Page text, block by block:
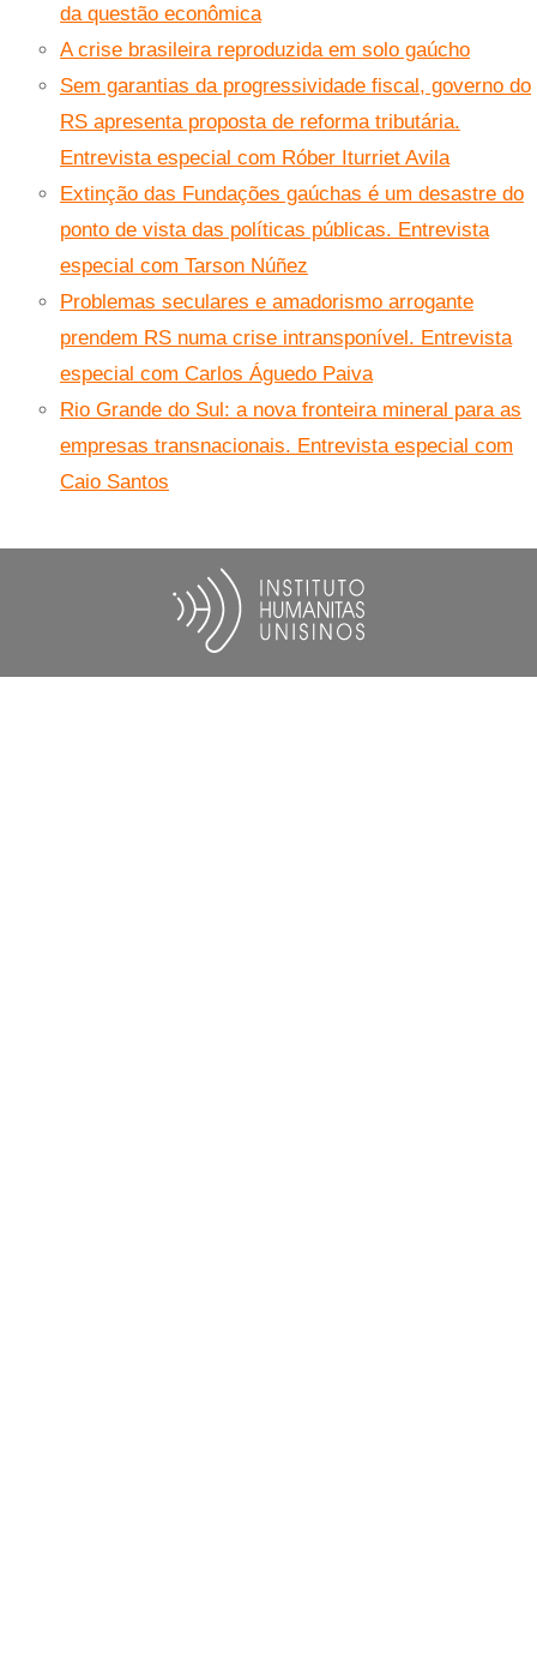
da questão econômica
A crise brasileira reproduzida em solo gaúcho
Sem garantias da progressividade fiscal, governo do
RS apresenta proposta de reforma tributária.
Entrevista especial com Róber Iturriet Avila
Extinção das Fundações gaúchas é um desastre do
ponto de vista das políticas públicas. Entrevista
especial com Tarson Núñez
Problemas seculares e amadorismo arrogante
prendem RS numa crise intransponível. Entrevista
especial com Carlos Águedo Paiva
Rio Grande do Sul: a nova fronteira mineral para as
empresas transnacionais. Entrevista especial com
Caio Santos